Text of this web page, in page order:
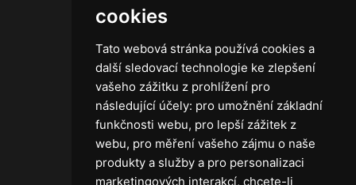
cookies
Tato webová stránka používá cookies a
další sledovací technologie ke zlepšení
vašeho zážitku z prohlížení pro
následující účely: pro umožnění základní
funkčnosti webu, pro lepší zážitek z
webu, pro měření vašeho zájmu o naše
produkty a služby a pro personalizaci
marketingových interakcí, chcete-li
Technika
Světla
Příslušenství ke světlům
Osvětlovací technika GRIP
Baterie
Stativy
Lighting control